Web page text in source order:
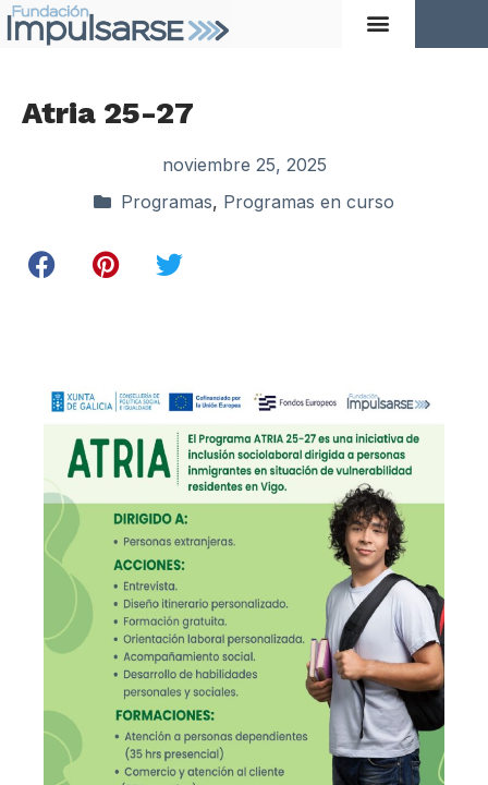
Atria 25-27
noviembre 25, 2025
Programas, Programas en curso